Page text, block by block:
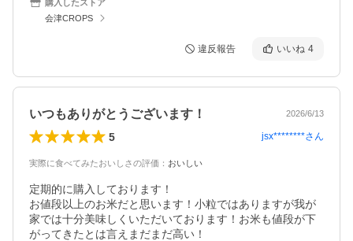
購入したストア
会津CROPS
違反報告 いいね 4
いつもありがとうございます！ 2026/6/13
5 jsx********さん
実際に食べてみたおいしさの評価 ： おいしい
定期的に購入しております！
お値段以上のお米だと思います！小粒ではありますが我が
家では十分美味しくいただいております！お米も値段が下
がってきたとは言えまだまだ高い！